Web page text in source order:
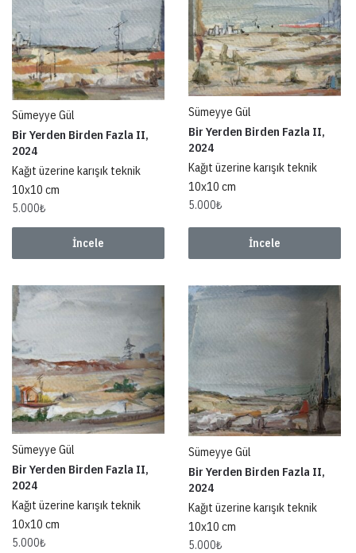
Sümeyye Gül
Bir Yerden Birden Fazla II,
2024
Kağıt üzerine karışık teknik
10x10 cm
5.000₺
İncele
Sümeyye Gül
Bir Yerden Birden Fazla II,
2024
Kağıt üzerine karışık teknik
10x10 cm
5.000₺
İncele
Sümeyye Gül
Bir Yerden Birden Fazla II,
2024
Kağıt üzerine karışık teknik
10x10 cm
5.000₺
Sümeyye Gül
Bir Yerden Birden Fazla II,
2024
Kağıt üzerine karışık teknik
10x10 cm
5.000₺